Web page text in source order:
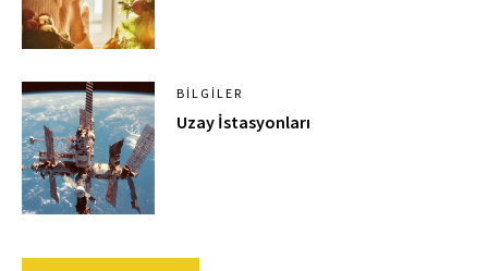
BILGILER
Uzay İstasyonları